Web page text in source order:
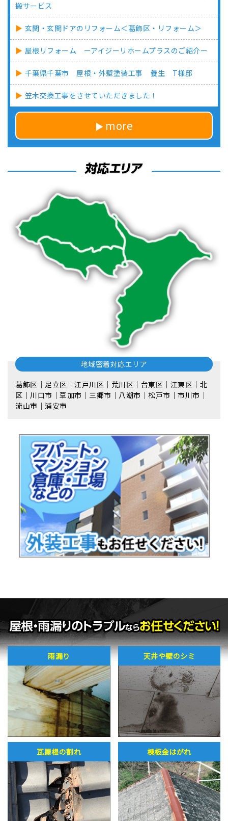
搬サービス
玄関・玄関ドアのリフォーム＜葛飾区・リフォーム＞
屋根リフォーム ーアイジーリホームプラスのご紹介ー
千葉県千葉市 屋根・外壁塗装工事 養生 T様邸
笠木交換工事をさせていただきました！
more
地域密着対応エリア
葛飾区｜足立区｜江戸川区｜荒川区｜台東区｜江東区｜北
区｜川口市｜草加市｜三郷市｜八潮市｜松⼾市｜市川市｜
流⼭市｜浦安市
雨漏り 天井や壁のシミ
瓦屋根の割れ 棟板金はがれ